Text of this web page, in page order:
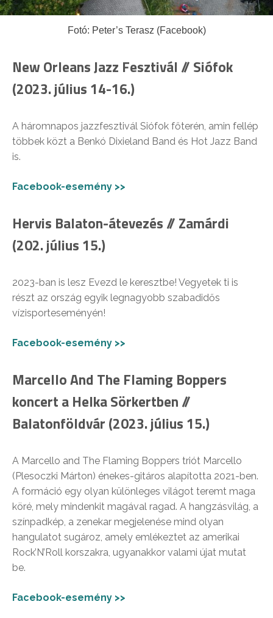
Fotó: Peter’s Terasz (Facebook)
New Orleans Jazz Fesztivál // Siófok
(2023. július 14-16.)
A háromnapos jazzfesztivál Siófok főterén, amin fellép
többek közt a Benkó Dixieland Band és Hot Jazz Band
is.
Facebook-esemény >>
Hervis Balaton-átevezés // Zamárdi
(202. július 15.)
2023-ban is lesz Evezd le keresztbe! Vegyetek ti is
részt az ország egyik legnagyobb szabadidős
vízisporteseményén!
Facebook-esemény >>
Marcello And The Flaming Boppers
koncert a Helka Sörkertben //
Balatonföldvár (2023. július 15.)
A Marcello and The Flaming Boppers triót Marcello
(Plesoczki Márton) énekes-gitáros alapította 2021-ben.
A formáció egy olyan különleges világot teremt maga
köré, mely mindenkit magával ragad. A hangzásvilág, a
színpadkép, a zenekar megjelenése mind olyan
hangulatot sugároz, amely emlékeztet az amerikai
Rock’N’Roll korszakra, ugyanakkor valami újat mutat
be.
Facebook-esemény >>